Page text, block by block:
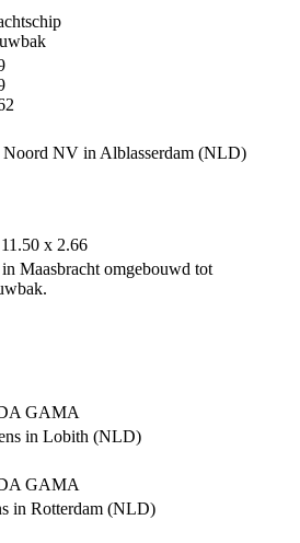
Noord NV in Alblasserdam (NLD)
x 2.66
Maasbracht omgebouwd tot
GAMA
in Lobith (NLD)
GAMA
in Rotterdam (NLD)